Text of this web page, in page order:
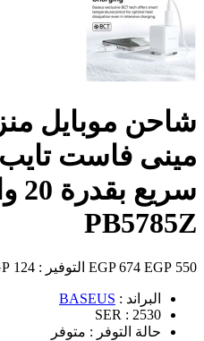
شاحن موبايل
مينى فاست
PB5785Z
550 EGP
674 EGP التوفير : 124 EGP
البراند : BASEUS
SER : 2530
حالة التوفر : متوفر